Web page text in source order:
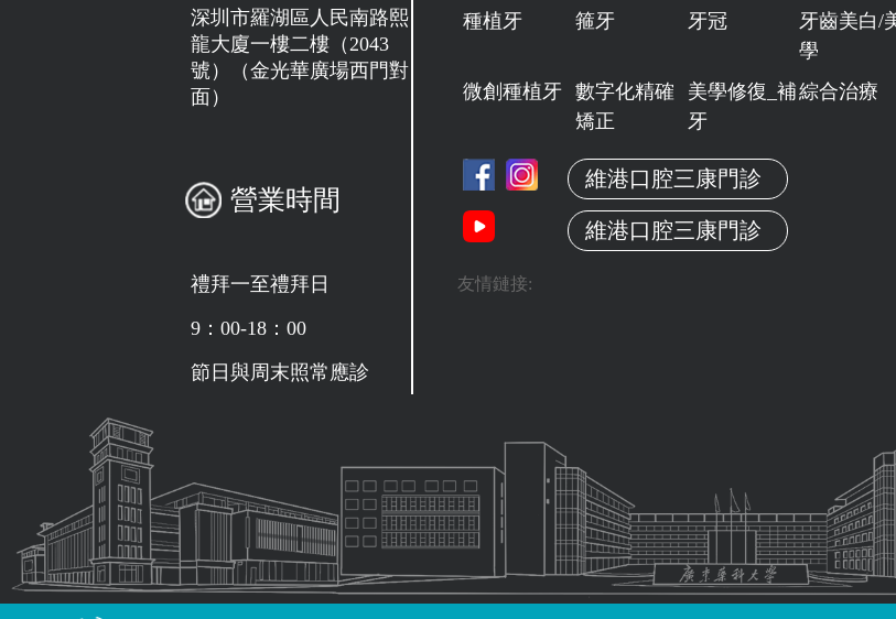
深圳市羅湖區人民南路熙
龍大廈一樓二樓（2043
號）（金光華廣場西門對
面）
營業時間
禮拜一至禮拜日
9：00-18：00
節日與周末照常應診
種植牙 箍牙 牙冠
牙齒美白/
學
微創種植牙 數字化精確
矯正
美學修復_補
牙
綜合治療
維港口腔三康門診
維港口腔三康門診
友情鏈接: